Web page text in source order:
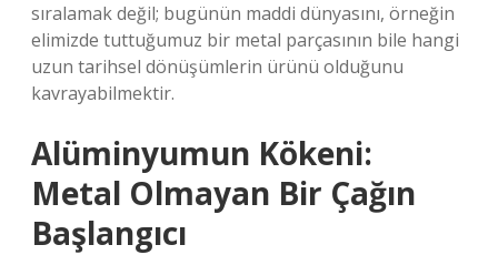
sıralamak değil; bugünün maddi dünyasını, örneğin
elimizde tuttuğumuz bir metal parçasının bile hangi
uzun tarihsel dönüşümlerin ürünü olduğunu
kavrayabilmektir.
Alüminyumun Kökeni:
Metal Olmayan Bir Çağın
Başlangıcı